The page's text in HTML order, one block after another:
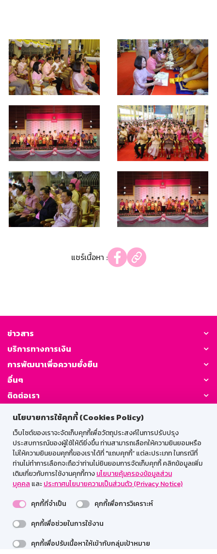
นโยบายการใช้คุกกี้ (Cookies Policy)
เว็บไซต์ของเราจะจัดเก็บคุกกี้เพื่อวัตถุประสงค์ในการปรับปรุง
ประสบการณ์ของผู้ใช้ให้ดียิ่งขึ้น ท่านสามารถเลือกให้ความยินยอมหรือ
ไม่ให้ความยินยอมคุกกี้ของเราได้ที่ "แถบคุกกี้” แต่ละประเภท ในกรณีที่
ท่านไม่ทำการเลือกจะถือว่าท่านไม่ยินยอมการจัดเก็บคุกกี้ คลิกข้อมูลเพิ่ม
เติมเกี่ยวกับการใช้งานคุกกี้ทางนโยบายคุ้มครองข้อมูลส่วน
บุคคล และประกาศนโยบายความเป็นส่วนตัว (Privacy Notice)
คุกกี้ที่จำเป็น
คุกกี้เพื่อการวิเคราะห์
คุกกี้เพื่อช่วยในการใช้งาน
คุกกี้เพื่อปรับเนื้อหาให้เข้ากับกลุ่มเป้าหมาย
แชร์เนื้อหา :
ข่าวสาร
บริการทางการเงิน
การพัฒนาเพื่อความยั่งยืน
อื่นๆ
ติดต่อเรา
GSB Society:
สำหรับพนักงาน
Web HR
GSB Wisdom
M-Search
เข้าสู่ระบบเน็ตเมล
รองรับการใช้งานได้ดีบนเว็บบราวเซอร์